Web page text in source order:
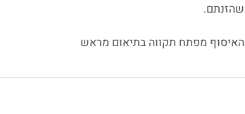
שהזנתם.
האיסוף מפתח תקווה בתיאום מראש